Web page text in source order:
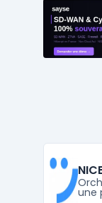
licences
coûts. Ce
outil ...
une